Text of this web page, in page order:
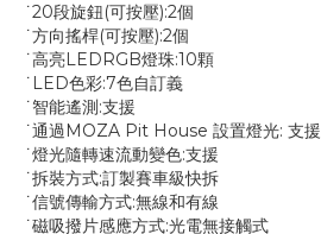
˙20段旋鈕(可按壓):2個
˙方向搖桿(可按壓):2個
˙高亮LEDRGB燈珠:10顆
˙LED色彩:7色自訂義
˙智能遙測:支援
˙通過MOZA Pit House 設置燈光: 支援
˙燈光隨轉速流動變色:支援
˙拆裝方式:訂製賽車級快拆
˙信號傳輸方式:無線和有線
˙磁吸撥片感應方式:光電無接觸式